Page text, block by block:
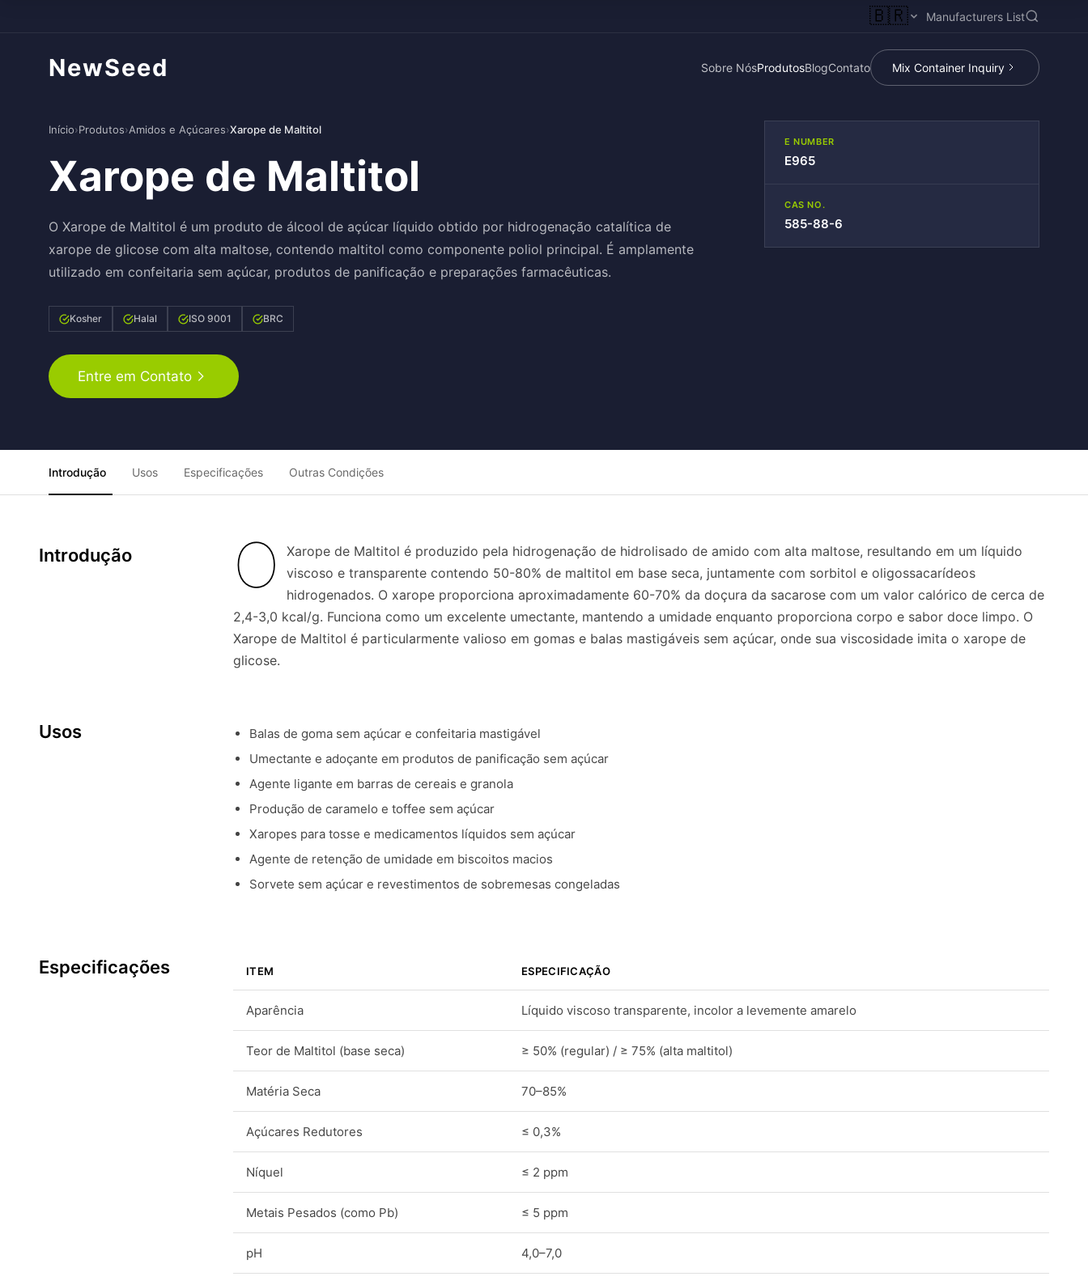
🇧🇷 Manufacturers List
NewSeed Sobre NósProdutosBlogContato Mix Container Inquiry
Início›Produtos›Amidos e Açúcares›Xarope de Maltitol
Xarope de Maltitol
O Xarope de Maltitol é um produto de álcool de açúcar líquido obtido por hidrogenação catalítica de
xarope de glicose com alta maltose, contendo maltitol como componente poliol principal. É amplamente
utilizado em confeitaria sem açúcar, produtos de panificação e preparações farmacêuticas.
Kosher Halal ISO 9001 BRC
Entre em Contato
E NUMBER
E965
CAS NO.
585-88-6
Introdução Usos Especificações Outras Condições
Introdução O
Xarope de Maltitol é produzido pela hidrogenação de hidrolisado de amido com alta maltose, resultando em um líquido
viscoso e transparente contendo 50-80% de maltitol em base seca, juntamente com sorbitol e oligossacarídeos
hidrogenados. O xarope proporciona aproximadamente 60-70% da doçura da sacarose com um valor calórico de cerca de
2,4-3,0 kcal/g. Funciona como um excelente umectante, mantendo a umidade enquanto proporciona corpo e sabor doce limpo. O
Xarope de Maltitol é particularmente valioso em gomas e balas mastigáveis sem açúcar, onde sua viscosidade imita o xarope de
glicose.
Usos
Balas de goma sem açúcar e confeitaria mastigável
Umectante e adoçante em produtos de panificação sem açúcar
Agente ligante em barras de cereais e granola
Produção de caramelo e toffee sem açúcar
Xaropes para tosse e medicamentos líquidos sem açúcar
Agente de retenção de umidade em biscoitos macios
Sorvete sem açúcar e revestimentos de sobremesas congeladas
Especificações ITEM ESPECIFICAÇÃO
Aparência Líquido viscoso transparente, incolor a levemente amarelo
Teor de Maltitol (base seca) ≥ 50% (regular) / ≥ 75% (alta maltitol)
Matéria Seca 70–85%
Açúcares Redutores ≤ 0,3%
Níquel ≤ 2 ppm
Metais Pesados (como Pb) ≤ 5 ppm
pH 4,0–7,0